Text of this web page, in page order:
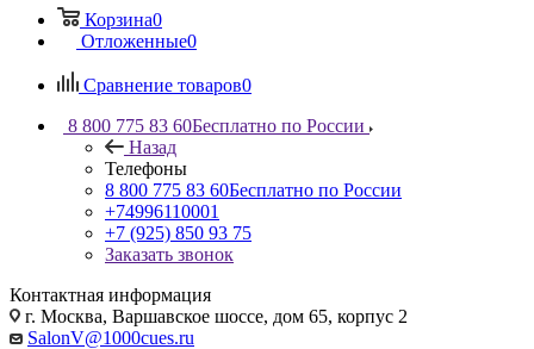
Корзина0
Отложенные0
Сравнение товаров0
8 800 775 83 60Бесплатно по России
Назад
Телефоны
8 800 775 83 60Бесплатно по России
+74996110001
+7 (925) 850 93 75
Заказать звонок
Контактная информация
г. Москва, Варшавское шоссе, дом 65, корпус 2
SalonV@1000cues.ru